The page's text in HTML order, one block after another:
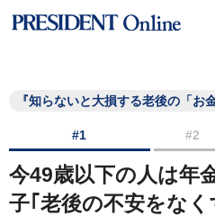
『知らないと大損する老後の「お
#1 #2
今49歳以下の人は年
子｢老後の不安をな